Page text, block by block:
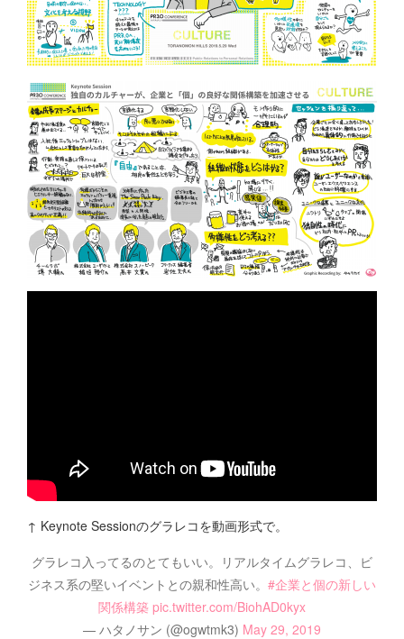
↑ Keynote Sessionのグラレコを動画形式で。
グラレコ入ってるのとてもいい。リアルタイムグラレコ、ビ
ジネス系の堅いイベントとの親和性高い。 #企業と個の新しい
関係構築 pic.twitter.com/BiohAD0kyx
— ハタノサン (@ogwtmk3) May 29, 2019